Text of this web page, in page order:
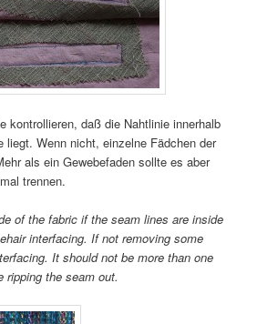
kontrollieren, daß die Nahtlinie innerhalb
liegt. Wenn nicht, einzelne Fädchen der
als ein Gewebefaden sollte es aber
trennen.
of the fabric if the seam lines are inside
interfacing. If not removing some
It should not be more than one
ripping the seam out.